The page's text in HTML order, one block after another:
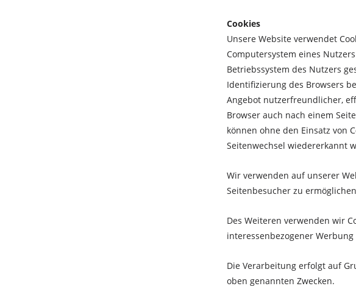
Cookies
Unsere Website verwendet
Computersystem eines
Betriebssystem des Nutzers
Identifizierung des Browsers
Angebot nutzerfreundlicher,
Browser auch nach einem
können ohne den Einsatz von
Seitenwechsel wiedererkannt
Wir verwenden auf unserer
Seitenbesucher zu
Des Weiteren verwenden wir
interessenbezogener
Die Verarbeitung erfolgt auf
oben genannten Zwecken.